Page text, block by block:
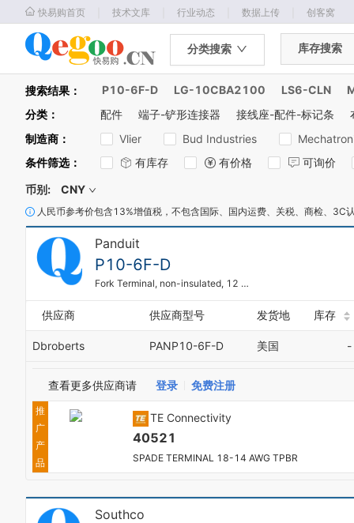
快易购首页 技术文库 行业动态 数据上传 创客窝
分类搜索 库存搜索
搜索结果： P10-6F-D LG-10CBA2100 LS6-CLN
分类 ： 配件 端子-铲形连接器 接线座-配件-标记条
制造商 ： Vlier Bud Industries
条件筛选： 有库存 有价格
可询价
币别:
CNY
人民币参考价包含13%增值税，不包含国际、国内运费、关税、商检、3C
Panduit
P10-6F-D
Fork Terminal, non-insulated, 12 - 10 AW
供应商 供应商型号 发货地 库存
Dbroberts PANP10-6F-D 美国 -
查看更多供应商请 登录 免费注册
推
广
产
品
TE Connectivity
40521
SPADE TERMINAL 18-14 AWG TPBR
Southco